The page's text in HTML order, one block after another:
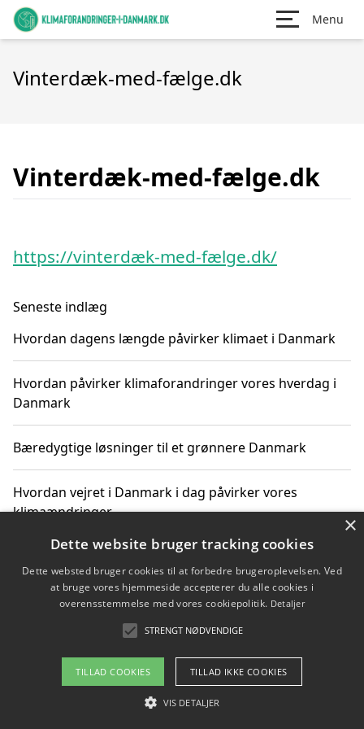
Menu
Vinterdæk-med-fælge.dk
Vinterdæk-med-fælge.dk
https://vinterdæk-med-fælge.dk/
Seneste indlæg
Hvordan dagens længde påvirker klimaet i Danmark
Hvordan påvirker klimaforandringer vores hverdag i
Danmark
Bæredygtige løsninger til et grønnere Danmark
Hvordan vejret i Danmark i dag påvirker vores
klimaændringer
Hvordan klimaændringer påvirker danske unges
gaveønsker
Om / kontakt
Blog Betingelser
×
Dette website bruger tracking cookies
Dette websted bruger cookies til at forbedre brugeroplevelsen. Ved
at bruge vores hjemmeside accepterer du alle cookies i
overensstemmelse med vores cookiepolitik. Detaljer
STRENGT NØDVENDIGE
TILLAD COOKIES TILLAD IKKE COOKIES
VIS DETALJER